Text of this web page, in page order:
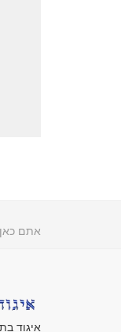
אתם
איגוד